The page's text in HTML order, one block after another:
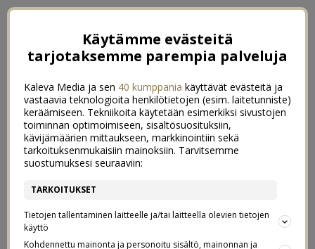
Käytämme evästeitä
tarjotaksemme parempia palveluja
Kaleva Media ja sen 40 kumppania käyttävät evästeitä ja
vastaavia teknologioita henkilötietojen (esim. laitetunniste)
keräämiseen. Tekniikoita käytetään esimerkiksi sivustojen
toiminnan optimoimiseen, sisältösuosituksiin,
kävijämäärien mittaukseen, markkinointiin sekä
tarkoituksenmukaisiin mainoksiin. Tarvitsemme
suostumuksesi seuraaviin:
TARKOITUKSET
Tietojen tallentaminen laitteelle ja/tai laitteella olevien tietojen
käyttö
Kohdennettu mainonta ja personoitu sisältö, mainonnan ja